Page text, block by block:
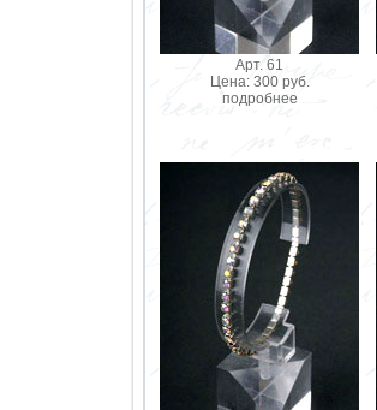
Арт. 61
Цена: 300 руб.
подробнее